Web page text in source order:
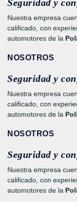
Seguridad y
Nuestra empresa
calificado, con
automotores de la
NOSOTROS
Seguridad y
Nuestra empresa
calificado, con
automotores de la
NOSOTROS
Seguridad y
Nuestra empresa
calificado, con
automotores de la